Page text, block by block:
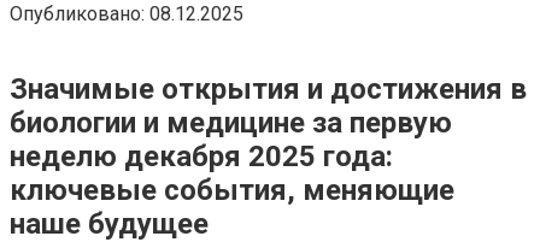
Опубликовано: 08.12.2025
Значимые открытия и достижения в
биологии и медицине за первую
неделю декабря 2025 года:
ключевые события, меняющие
наше будущее